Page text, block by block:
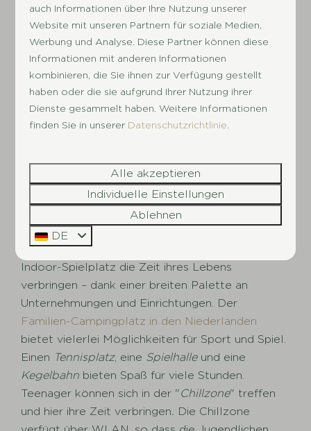
Unterkünfte
Spiel, Sport &
dem Campingplatz mit
Hallenbad und
Indoorspielplatz
Die Kinder werden auf diesem Campingplatz mit
Indoor-Spielplatz die Zeit ihres Lebens
verbringen – dank einer breiten Palette an
Unternehmungen und Einrichtungen. Der
Familien-Campingplatz in den Niederlanden
bietet vielerlei Möglichkeiten für Sport und Spiel.
Einen Tennisplatz, eine Spielhalleund eine
Kegelbahn bieten Spaß für viele Stunden.
Teenager können sich in der "Chillzone" treffen
und hier ihre Zeit verbringen. Die Chillzone
auch Informationen über Ihre Nutzung unserer
Website mit unseren Partnern für soziale Medien,
Werbung und Analyse. Diese Partner können diese
Informationen mit anderen Informationen
kombinieren, die Sie ihnen zur Verfügung gestellt
haben oder die sie aufgrund Ihrer Nutzung ihrer
Dienste gesammelt haben. Weitere Informationen
finden Sie in unserer Datenschutzrichtlinie
Alle akzeptieren
Individuelle Einstellungen
Ablehnen
DE